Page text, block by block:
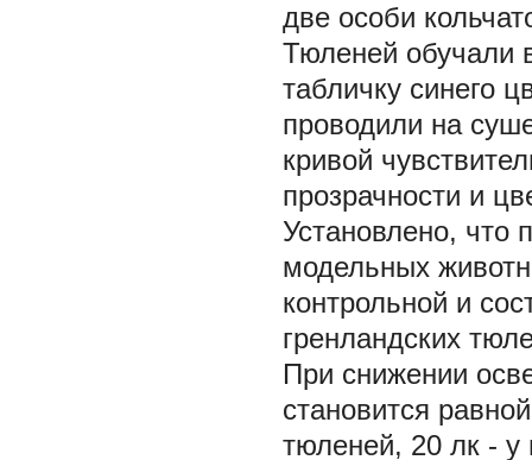
две особи
Тюленей обучали
табличку синего
проводили на
кривой
прозрачности и
Установлено, что
модельных
контрольной и
гренландских
При снижении
становится
тюленей, 20 лк - у